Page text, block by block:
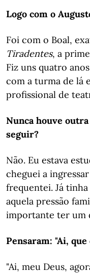
Logo com o
Foi com o Boal,
Tiradentes, a
Fiz uns quatro
com a turma de lá
profissional de
Nunca houve
seguir?
Não. Eu estava
cheguei a
frequentei. Já
aquela pressão
importante ter um
Pensaram: "Ai,
"Ai, meu Deus,